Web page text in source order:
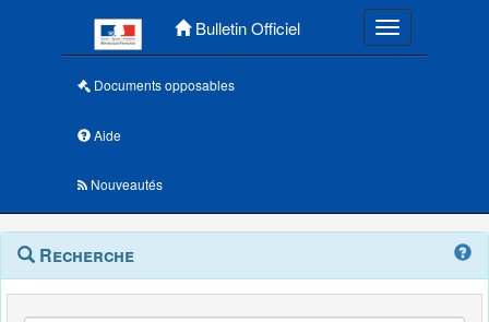
Bulletin Officiel Toggle
Documents opposables
Aide
Nouveautés
Navigation
outils
Menu
contextuel
Recherche